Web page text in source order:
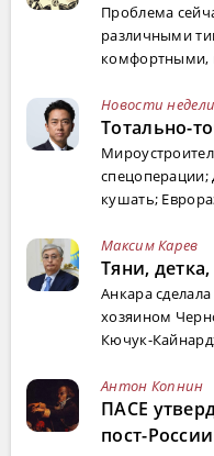
Проблема
различными
комфортными,
Новости недели
Тотально-
кушать;
Максим Карев
Тяни,
Анкара
хозяином
Кючук-
Антон Копнин
ПАСЕ
пост-России